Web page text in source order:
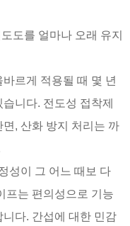
도를 얼마나 오래 유지
르게 적용될 때 몇 년
니다. 전도성 접착제
, 산화 방지 처리는 까
성이 그 어느 때보 다
프는 편의성으로 기능
다. 간섭에 대한 민감